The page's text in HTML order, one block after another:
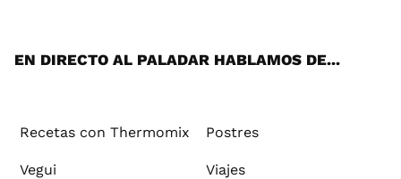
EN DIRECTO AL PALADAR HABLAMOS DE...
Recetas con Thermomix Postres
Vegui Viajes